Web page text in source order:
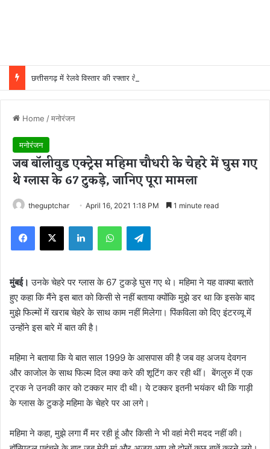
Home /मनोरंजन
मनोरंजन
जब बॉलीवुड एक्ट्रेस महिमा चौधरी के चेहरे में घुस गए
थे ग्लास के 67 टुकड़े, जानिए पूरा मामला
theguptchar April 16, 2021 1:18 PM 1 minute read
मुंबई।उनके चेहरे पर ग्लास के 67 टुकड़े घुस गए थे। महिमा ने यह वाक्या बताते
हुए कहा कि मैंने इस बात को किसी से नहीं बताया क्योंकि मुझे डर था कि इसके बाद
मुझे फिल्मों में खराब चेहरे के साथ काम नहीं मिलेगा। पिंकविला को दिए इंटरव्यू में
उन्होंने इस बारे में बात की है।
महिमा ने बताया कि ये बात साल 1999 के आसपास की है जब वह अजय देवगन
और काजोल के साथ फिल्म दिल क्या करे की शूटिंग कर रही थीं। बेंगलुरु में एक
ट्रक ने उनकी कार को टक्कर मार दी थी। ये टक्कर इतनी भयंकर थी कि गाड़ी
के ग्लास के टुकड़े महिमा के चेहरे पर आ लगे।
महिमा ने कहा, मुझे लगा मैं मर रही हूं और किसी ने भी वहां मेरी मदद नहीं की।